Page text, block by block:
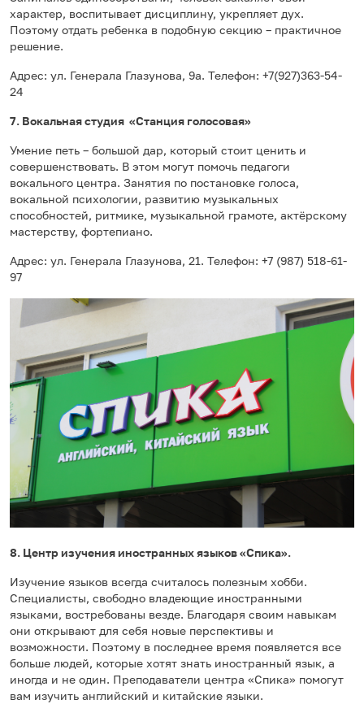
характер, воспитывает дисциплину, укрепляет дух.
Поэтому отдать ребенка в подобную секцию – практичное
решение.
Адрес: ​ул. Генерала Глазунова, 9а. Телефон: +7(927)363-54-
24
7. Вокальная студия «Станция голосовая»
Умение петь – большой дар, который стоит ценить и
совершенствовать. В этом могут помочь педагоги
вокального центра. Занятия по постановке голоса,
вокальной психологии, развитию музыкальных
способностей, ритмике, музыкальной грамоте, актёрскому
мастерству, фортепиано.
Адрес: ​ул. Генерала Глазунова, 21. Телефон: +7 (987) 518-61-
97
8. Центр изучения иностранных языков «Спика».
Изучение языков всегда считалось полезным хобби.
Специалисты, свободно владеющие иностранными
языками, востребованы везде. Благодаря своим навыкам
они открывают для себя новые перспективы и
возможности. Поэтому в последнее время появляется все
больше людей, которые хотят знать иностранный язык, а
иногда и не один. Преподаватели центра «Спика» помогут
вам изучить английский и китайские языки.